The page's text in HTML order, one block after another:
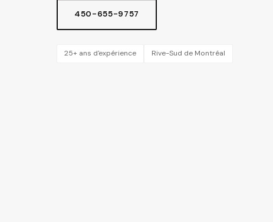
450-655-9757
25+ ans d'expérience Rive-Sud de Montréal